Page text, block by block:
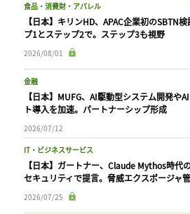
食品・消費財・アパレル
【日本】キリンHD、APAC企業初のSBTN
プ1とステップ2で。ステップ3も視野
2026/08/01
金融
【日本】MUFG、AI駆動型システム開発や
ト導入を加速。パートナーシップ形成
2026/07/12
IT・ビジネスサービス
【日本】ガートナー、Claude Mythos時代
セキュリティで提言。脅威エクスポージャ
2026/07/25